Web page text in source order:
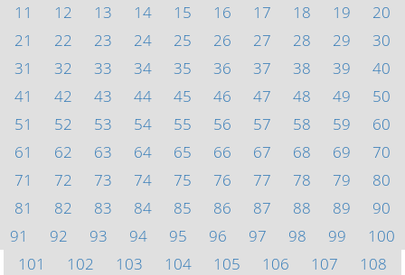
11
12 13 14 15 16 17 18 19
20
21
22 23 24 25 26 27 28 29
30
31
32 33 34 35 36 37 38 39
40
41
42 43 44 45 46 47 48 49
50
51
52 53 54 55 56 57 58 59
60
61
62 63 64 65 66 67 68 69
70
71
72 73 74 75 76 77 78 79
80
81
82 83 84 85 86 87 88 89
90
91
92 93 94 95 96 97 98 99
100
101
102 103 104 105 106 107
108